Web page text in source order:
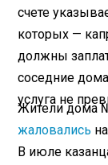
счете
которых —
должны
соседние
услуга не
Жители дома
жаловались
В июле